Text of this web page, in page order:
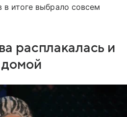
в итоге выбрало совсем
расплакалась и